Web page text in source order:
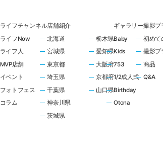
ライフチャンネル
ライフNow
ライフ人
MVP店舗
イベント
フォトフェス
コラム
店舗紹介
北海道
宮城県
東京都
埼玉県
千葉県
神奈川県
茨城県
栃木県
愛知県
大阪府
京都府
山口県
ギャラリー
Baby
Kids
753
1/2成人式
Birthday
Otona
撮影プ
初めて
撮影プ
商品
Q&A